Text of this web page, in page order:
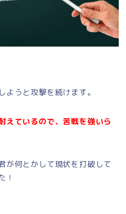
ようと攻撃を続けます。
えているので、苦戦を強いら
が何とかして現状を打破して
！